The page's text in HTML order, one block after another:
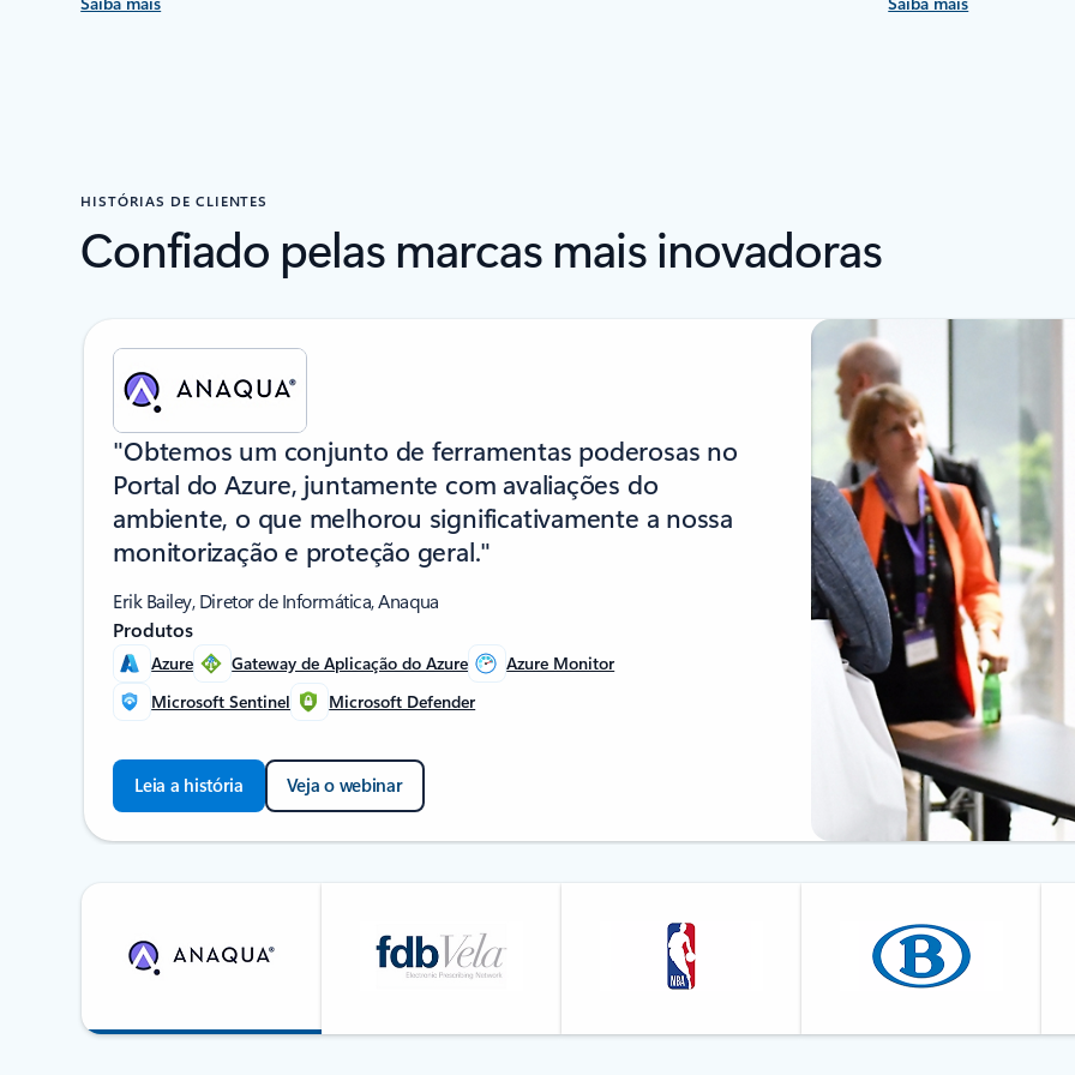
HISTÓRIAS DE CLIENTES
Confiado pelas marcas mais inovadoras
A mostrar o diapositivo 1 de 6
"Obtemos um conjunto de ferramentas poderosas no
Portal do Azure, juntamente com avaliações do
ambiente, o que melhorou significativamente a nossa
monitorização e proteção geral."
Erik Bailey, Diretor de Informática, Anaqua
Produtos
Azure Gateway de Aplicação do Azure
Azure Monitor
Microsoft Sentinel
Microsoft Defender
Leia a história Veja o webinar